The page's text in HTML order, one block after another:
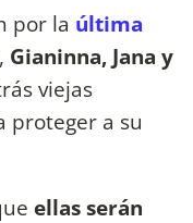
por la última
, Gianinna, Jana y
viejas
proteger a su
ellas serán